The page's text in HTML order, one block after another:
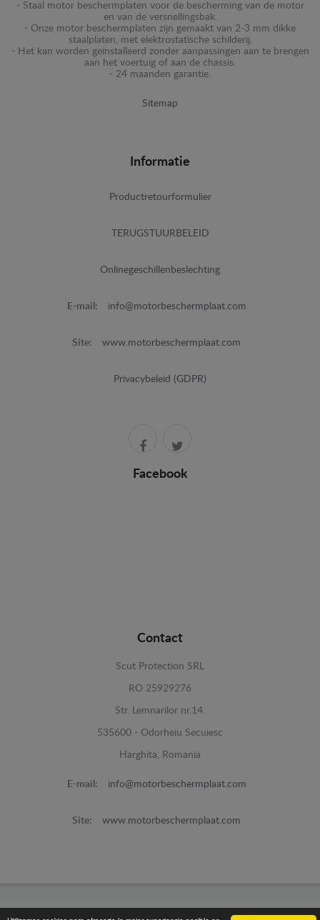
- Staal motor beschermplaten voor de bescherming van de motor
en van de versnellingsbak.
- Onze motor beschermplaten zijn gemaakt van 2-3 mm dikke
staalplaten, met elektrostatische schilderij.
- Het kan worden geïnstalleerd zonder aanpassingen aan te brengen
aan het voertuig of aan de chassis.
- 24 maanden garantie.
Sitemap
Informatie
Productretourformulier
TERUGSTUURBELEID
Onlinegeschillenbeslechting
E-mail: info@motorbeschermplaat.com
Site: www.motorbeschermplaat.com
Privacybeleid (GDPR)
Facebook
Contact
Scut Protection SRL
RO 25929276
Str. Lemnarilor nr.14.
535600 - Odorheiu Secuiesc
Harghita, Romania
E-mail: info@motorbeschermplaat.com
Site: www.motorbeschermplaat.com